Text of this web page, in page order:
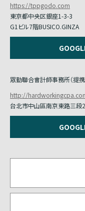
https://tppgodo.com
東京都中央区銀座1-3-3
G1ビル7階BUSICO.GINZA
眾勤聯合會計師事務所（提携
http://
台北市中山區南京東路三段